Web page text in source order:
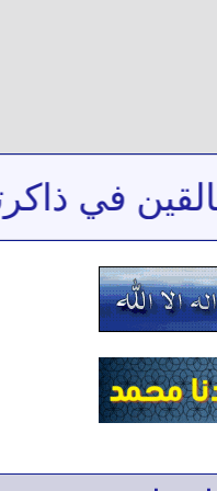
في ذاكرتي